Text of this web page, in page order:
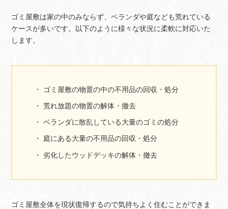
ゴミ屋敷は家の中のみならず、ベランダや庭なども荒れている
ケースが多いです。以下のように様々な状況に柔軟に対応いた
します。
ゴミ屋敷の物置の中の不用品の回収・処分
荒れ放題の物置の解体・撤去
ベランダに散乱している大量のゴミの処分
庭にある大量の不用品の回収・処分
劣化したウッドデッキの解体・撤去
ゴミ屋敷全体を現状復帰するので気持ちよく住むことができま